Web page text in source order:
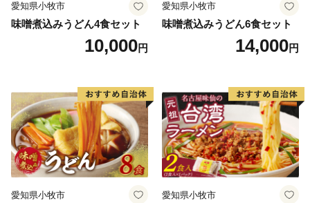
・お礼の品の写真はイメージです。
■ワンストップ特例申請
・令和4年10月14日より、オンラインでのワンストップ
成し、メニューに沿って手続きを行ってください。自治
体マイページは、株式会社シフトセブンコンサルティン
グが提供するサービスです。
※引き続き、郵送による申請も可能です。
・ワンストップ特例申請書は、ご希望の場合受領書と一
愛知県小牧市
味噌煮込みうどん4食セット
10,000円
愛知県小牧市
味噌煮込みうどん6食セット
14,000円
愛知県小牧市 愛知県小牧市